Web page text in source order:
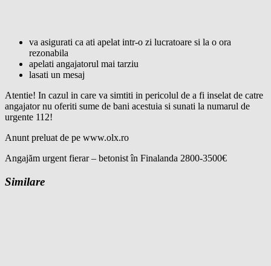
va asigurati ca ati apelat intr-o zi lucratoare si la o ora
rezonabila
apelati angajatorul mai tarziu
lasati un mesaj
Atentie! In cazul in care va simtiti in pericolul de a fi inselat de catre
angajator nu oferiti sume de bani acestuia si sunati la numarul de
urgente 112!
Anunt preluat de pe www.olx.ro
Angajăm urgent fierar – betonist în Finalanda 2800-3500€
Similare